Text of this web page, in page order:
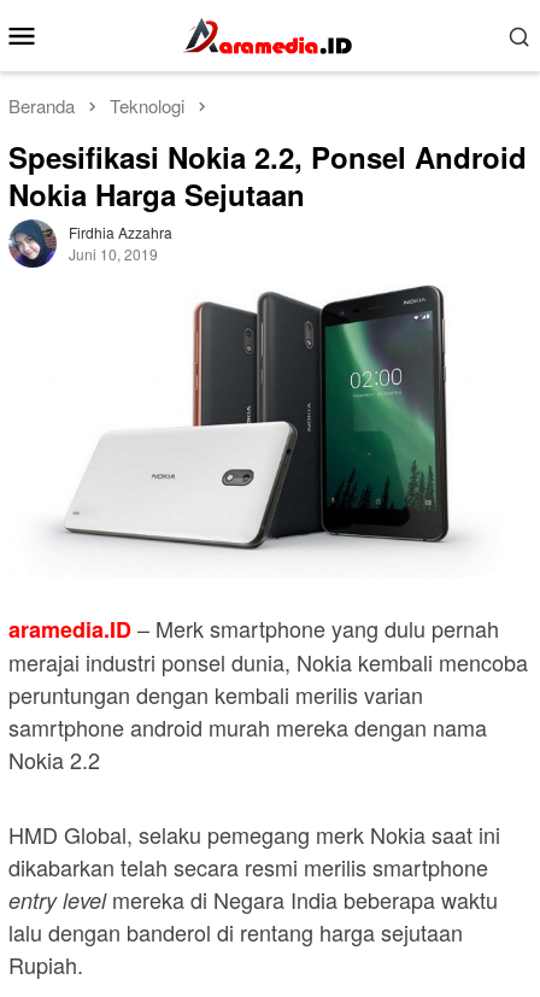
ke
kontenMobile
Beranda Teknologi
Spesifikasi Nokia 2.2, Ponsel Android
Nokia Harga Sejutaan
Firdhia Azzahra
Juni 10, 2019
aramedia.ID– Merk smartphone yang dulu pernah
merajai industri ponsel dunia, Nokia kembali mencoba
peruntungan dengan kembali merilis varian
samrtphone android murah mereka dengan nama
Nokia 2.2
HMD Global, selaku pemegang merk Nokia saat ini
dikabarkan telah secara resmi merilis smartphone
entry levelmereka di Negara India beberapa waktu
lalu dengan banderol di rentang harga sejutaan
Rupiah.